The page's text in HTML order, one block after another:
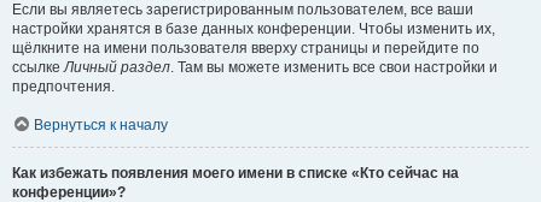
Если вы являетесь зарегистрированным пользователем, все ваши
настройки хранятся в базе данных конференции. Чтобы изменить их,
щёлкните на имени пользователя вверху страницы и перейдите по
ссылкеЛичный раздел. Там вы можете изменить все свои настройки и
предпочтения.
Вернуться к началу
Как избежать появления моего имени в списке «Кто сейчас на
конференции»?